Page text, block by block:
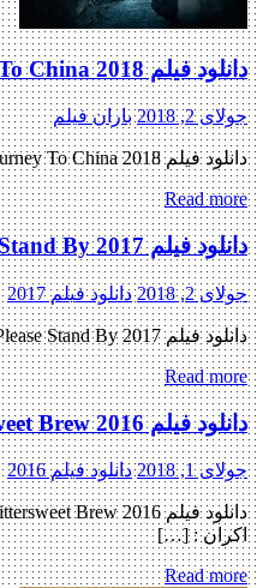
دانلود فیلم Viy 2 Journey To China 2018
جولای 2, 2018 باران فیلم
دانلود فیلم Viy 2 Journey To China 2018 Viy 2 Journey To China 2018 با کیفیت HD اولین پیش نمایش رسمی فیلم اضافه شد منتشر کننده فایل: ژانر : اکشن , فانتزی , مهیج , […]
Read more
دانلود فیلم Please Stand By 2017
جولای 2, 2018 دانلود فیلم 2017
دانلود فیلم Please Stand By 2017 دانلود فیلم Please Stand By 2017 لینک مستقیم دانلود فیلم Please Stand By 2017 با کیفیت عالی (BluRay 720p) « دانلود رایگان با لینک مستقیم از هستی دانلود » […]
Read more
دانلود فیلم Bittersweet Brew 2016
جولای 1, 2018 دانلود فیلم 2016
اکران : […]
Read more